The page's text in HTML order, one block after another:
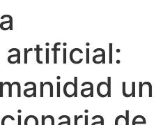
un